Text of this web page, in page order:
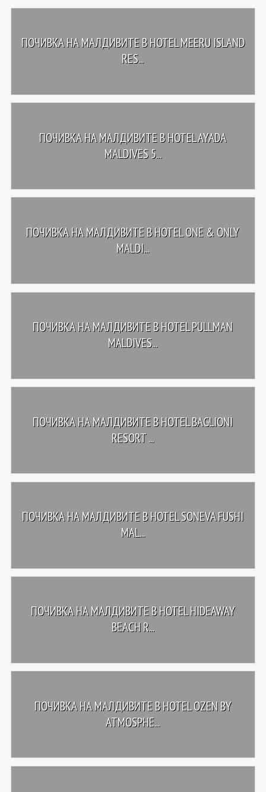
ПОЧИВКА НА МАЛДИВИТЕ В HOTEL MEERU ISLAND
RES...
ПОЧИВКА НА МАЛДИВИТЕ В HOTEL AYADA
MALDIVES 5...
ПОЧИВКА НА МАЛДИВИТЕ В HOTEL ONE & ONLY
MALDI...
ПОЧИВКА НА МАЛДИВИТЕ В HOTEL PULLMAN
MALDIVES...
ПОЧИВКА НА МАЛДИВИТЕ В HOTEL BAGLIONI
RESORT ...
ПОЧИВКА НА МАЛДИВИТЕ В HOTEL SONEVA FUSHI
MAL...
ПОЧИВКА НА МАЛДИВИТЕ В HOTEL HIDEAWAY
BEACH R...
ПОЧИВКА НА МАЛДИВИТЕ В HOTEL OZEN BY
ATMOSPHE...